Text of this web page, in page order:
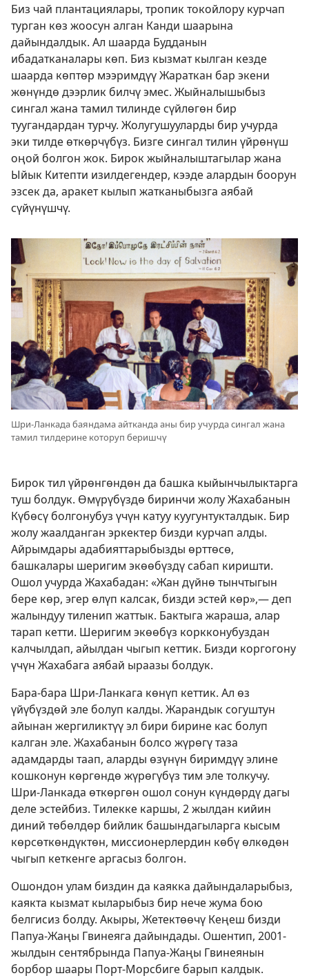
Биз чай плантациялары, тропик токойлору курчап
турган көз жоосун алган Канди шаарына
дайындалдык. Ал шаарда Будданын
ибадатканалары көп. Биз кызмат кылган кезде
шаарда көптөр мээримдүү Жараткан бар экени
жөнүндө дээрлик билчү эмес. Жыйналышыбыз
сингал жана тамил тилинде сүйлөгөн бир
туугандардан турчу. Жолугушууларды бир учурда
эки тилде өткөрчүбүз. Бизге сингал тилин үйрөнүш
оңой болгон жок. Бирок жыйналыштагылар жана
Ыйык Китепти изилдегендер, кээде алардын боорун
эзсек да, аракет кылып жатканыбызга аябай
сүйүнүшчү.
Шри-Ланкада баяндама айтканда аны бир учурда сингал жана
тамил тилдерине которуп беришчү
Бирок тил үйрөнгөндөн да башка кыйынчылыктарга
туш болдук. Өмүрүбүздө биринчи жолу Жахабанын
Күбөсү болгонубуз үчүн катуу куугунтукталдык. Бир
жолу жаалданган эркектер бизди курчап алды.
Айрымдары адабияттарыбызды өрттөсө,
башкалары шеригим экөөбүздү сабап киришти.
Ошол учурда Жахабадан: «Жан дүйнө тынчтыгын
бере көр, эгер өлүп калсак, бизди эстей көр»,— деп
жалындуу тиленип жаттык. Бактыга жараша, алар
тарап кетти. Шеригим экөөбүз коркконубуздан
калчылдап, айылдан чыгып кеттик. Бизди коргогону
үчүн Жахабага аябай ыраазы болдук.
Бара-бара Шри-Ланкага көнүп кеттик. Ал өз
үйүбүздөй эле болуп калды. Жарандык согуштун
айынан жергиликтүү эл бири бирине кас болуп
калган эле. Жахабанын болсо жүрөгү таза
адамдарды таап, аларды өзүнүн биримдүү элине
кошконун көргөндө жүрөгүбүз тим эле толкучу.
Шри-Ланкада өткөргөн ошол сонун күндөрдү дагы
деле эстейбиз. Тилекке каршы, 2 жылдан кийин
диний төбөлдөр бийлик башындагыларга кысым
көрсөткөндүктөн, миссионерлердин көбү өлкөдөн
чыгып кеткенге аргасыз болгон.
Ошондон улам биздин да каякка дайындаларыбыз,
каякта кызмат кыларыбыз бир нече жума бою
белгисиз болду. Акыры, Жетектөөчү Кеңеш бизди
Папуа-Жаңы Гвинеяга дайындады. Ошентип, 2001-
жылдын сентябрында Папуа-Жаңы Гвинеянын
борбор шаары Порт-Морсбиге барып калдык.